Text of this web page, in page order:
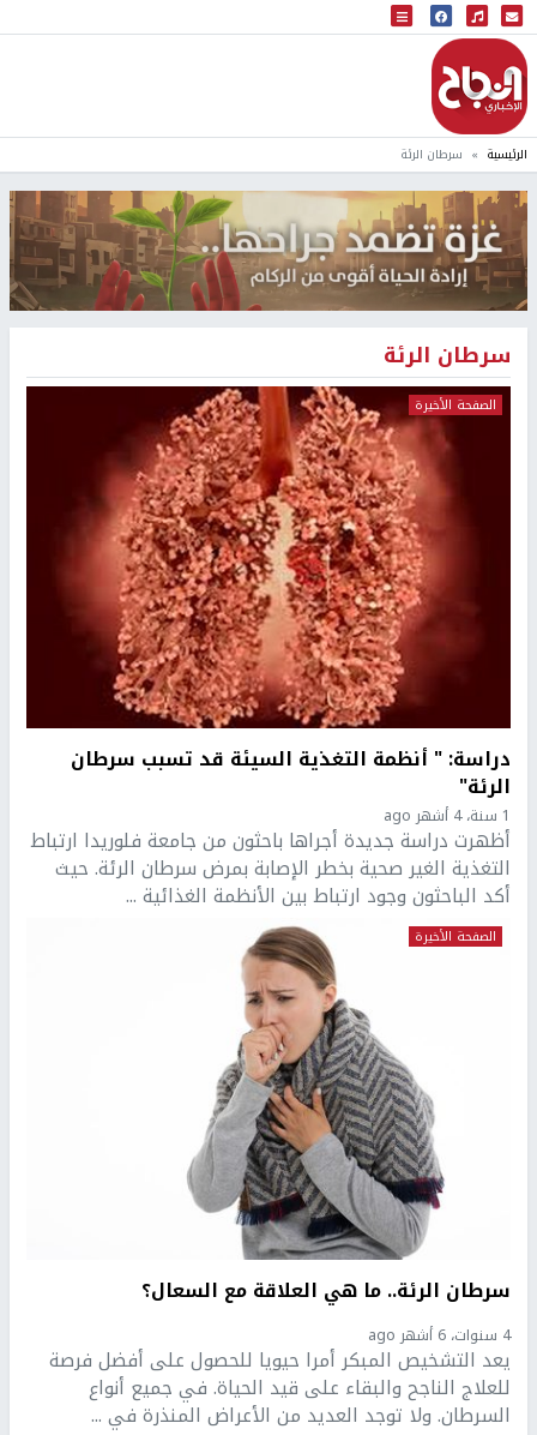
البث المباشر
إذاعة النجاح
الرئيسية سرطان الرئة
سرطان الرئة
الصفحة الأخيرة
دراسة: " أنظمة التغذية السيئة قد تسبب سرطان
الرئة"
1 سنة، 4 أشهر ago
أظهرت دراسة جديدة أجراها باحثون من جامعة فلوريدا ارتباط
التغذية الغير صحية بخطر الإصابة بمرض سرطان الرئة. حيث
أكد الباحثون وجود ارتباط بين الأنظمة الغذائية ...
الصفحة الأخيرة
سرطان الرئة.. ما هي العلاقة مع السعال؟
4 سنوات، 6 أشهر ago
يعد التشخيص المبكر أمرا حيويا للحصول على أفضل فرصة
للعلاج الناجح والبقاء على قيد الحياة. في جميع أنواع
السرطان. ولا توجد العديد من الأعراض المنذرة في ...